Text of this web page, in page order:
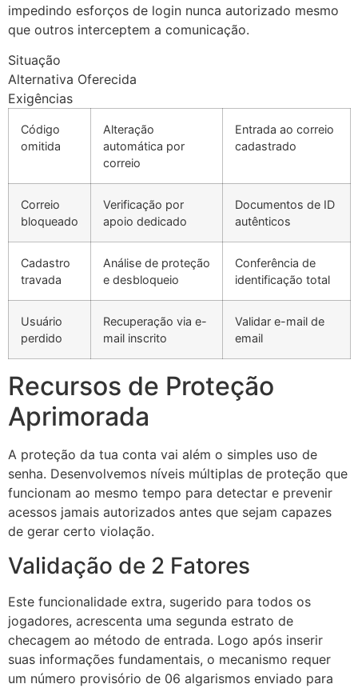
impedindo esforços de login nunca autorizado mesmo
que outros interceptem a comunicação.
Situação
Alternativa Oferecida
Exigências
Código
omitida
Alteração
automática por
correio
Entrada ao correio
cadastrado
Correio
bloqueado
Verificação por
apoio dedicado
Documentos de ID
autênticos
Cadastro
travada
Análise de proteção
e desbloqueio
Conferência de
identificação total
Usuário
perdido
Recuperação via e-
mail inscrito
Validar e-mail de
email
Recursos de Proteção
Aprimorada
A proteção da tua conta vai além o simples uso de
senha. Desenvolvemos níveis múltiplas de proteção que
funcionam ao mesmo tempo para detectar e prevenir
acessos jamais autorizados antes que sejam capazes
de gerar certo violação.
Validação de 2 Fatores
Este funcionalidade extra, sugerido para todos os
jogadores, acrescenta uma segunda estrato de
checagem ao método de entrada. Logo após inserir
suas informações fundamentais, o mecanismo requer
um número provisório de 06 algarismos enviado para